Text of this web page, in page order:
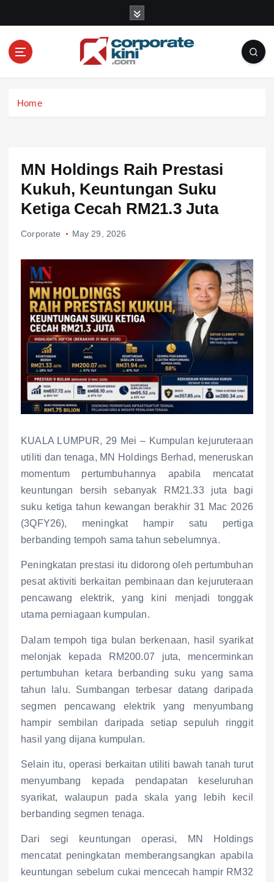
o
Home
MN Holdings Raih Prestasi
Kukuh, Keuntungan Suku
Ketiga Cecah RM21.3 Juta
Corporate May 29, 2026
KUALA LUMPUR, 29 Mei – Kumpulan kejuruteraan
utiliti dan tenaga, MN Holdings Berhad, meneruskan
momentum pertumbuhannya apabila mencatat
keuntungan bersih sebanyak RM21.33 juta bagi
suku ketiga tahun kewangan berakhir 31 Mac 2026
(3QFY26), meningkat hampir satu pertiga
berbanding tempoh sama tahun sebelumnya.
Peningkatan prestasi itu didorong oleh pertumbuhan
pesat aktiviti berkaitan pembinaan dan kejuruteraan
pencawang elektrik, yang kini menjadi tonggak
utama perniagaan kumpulan.
Dalam tempoh tiga bulan berkenaan, hasil syarikat
melonjak kepada RM200.07 juta, mencerminkan
pertumbuhan ketara berbanding suku yang sama
tahun lalu. Sumbangan terbesar datang daripada
segmen pencawang elektrik yang menyumbang
hampir sembilan daripada setiap sepuluh ringgit
hasil yang dijana kumpulan.
Selain itu, operasi berkaitan utiliti bawah tanah turut
menyumbang kepada pendapatan keseluruhan
syarikat, walaupun pada skala yang lebih kecil
berbanding segmen tenaga.
Dari segi keuntungan operasi, MN Holdings
mencatat peningkatan memberangsangkan apabila
keuntungan sebelum cukai mencecah hampir RM32